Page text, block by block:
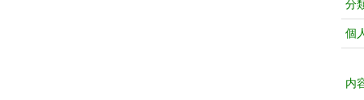
分
個
内